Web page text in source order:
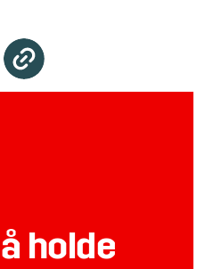
holde